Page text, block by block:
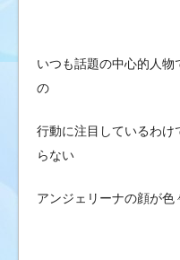
いつも話題の中心的人
の
行動に注目しているわけ
らない
アンジェリーナの顔が色